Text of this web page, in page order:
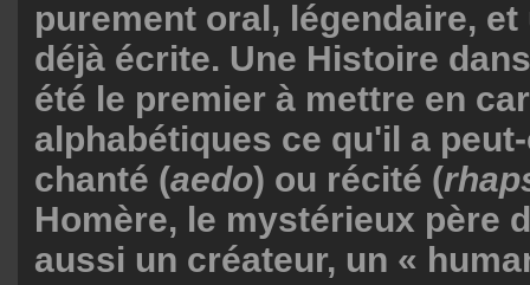
purement oral, légendaire,
déjà écrite. Une Histoire
été le premier à mettre en
alphabétiques ce qu'il a
chanté (aedo) ou récité (
Homère, le mystérieux père
aussi un créateur, un «